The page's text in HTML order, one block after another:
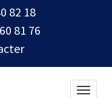
82 18
81 76
Toggle